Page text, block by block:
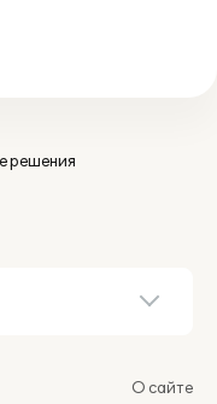
решения
О сайте